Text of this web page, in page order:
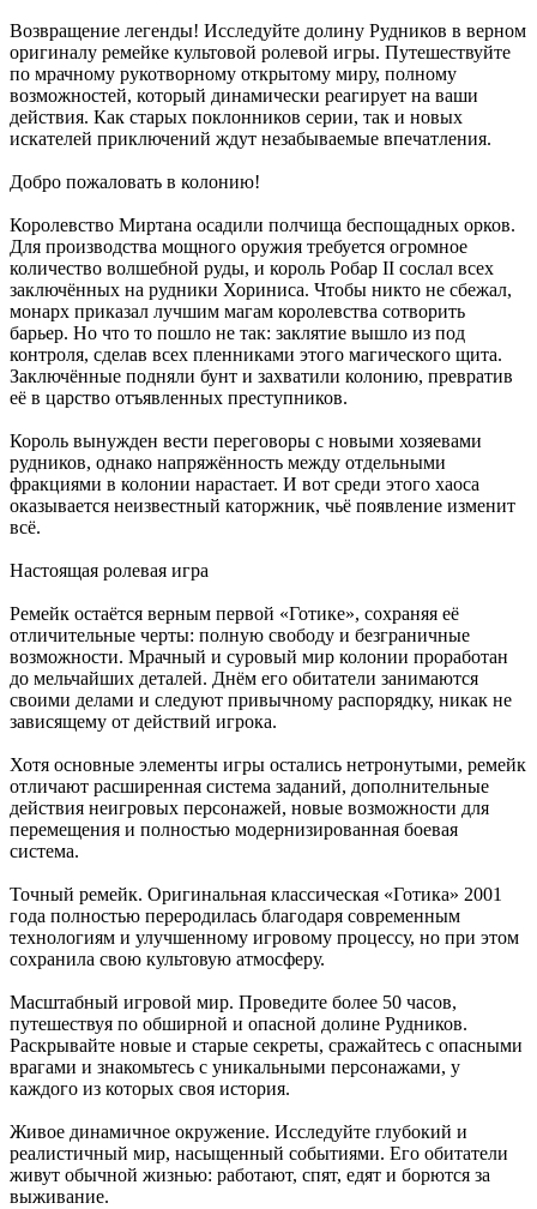
Возвращение легенды! Исследуйте долину Рудников в верном
оригиналу ремейке культовой ролевой игры. Путешествуйте
по мрачному рукотворному открытому миру, полному
возможностей, который динамически реагирует на ваши
действия. Как старых поклонников серии, так и новых
искателей приключений ждут незабываемые впечатления.
Добро пожаловать в колонию!
Королевство Миртана осадили полчища беспощадных орков.
Для производства мощного оружия требуется огромное
количество волшебной руды, и король Робар II сослал всех
заключённых на рудники Хориниса. Чтобы никто не сбежал,
монарх приказал лучшим магам королевства сотворить
барьер. Но что то пошло не так: заклятие вышло из под
контроля, сделав всех пленниками этого магического щита.
Заключённые подняли бунт и захватили колонию, превратив
её в царство отъявленных преступников.
Король вынужден вести переговоры с новыми хозяевами
рудников, однако напряжённость между отдельными
фракциями в колонии нарастает. И вот среди этого хаоса
оказывается неизвестный каторжник, чьё появление изменит
всё.
Настоящая ролевая игра
Ремейк остаётся верным первой «Готике», сохраняя её
отличительные черты: полную свободу и безграничные
возможности. Мрачный и суровый мир колонии проработан
до мельчайших деталей. Днём его обитатели занимаются
своими делами и следуют привычному распорядку, никак не
зависящему от действий игрока.
Хотя основные элементы игры остались нетронутыми, ремейк
отличают расширенная система заданий, дополнительные
действия неигровых персонажей, новые возможности для
перемещения и полностью модернизированная боевая
система.
Точный ремейк. Оригинальная классическая «Готика» 2001
года полностью переродилась благодаря современным
технологиям и улучшенному игровому процессу, но при этом
сохранила свою культовую атмосферу.
Масштабный игровой мир. Проведите более 50 часов,
путешествуя по обширной и опасной долине Рудников.
Раскрывайте новые и старые секреты, сражайтесь с опасными
врагами и знакомьтесь с уникальными персонажами, у
каждого из которых своя история.
Живое динамичное окружение. Исследуйте глубокий и
реалистичный мир, насыщенный событиями. Его обитатели
живут обычной жизнью: работают, спят, едят и борются за
выживание.